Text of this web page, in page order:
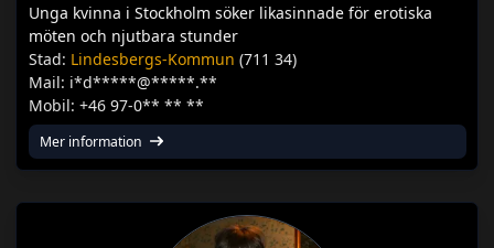
Unga kvinna i Stockholm söker likasinnade för erotiska
möten och njutbara stunder
Stad: Lindesbergs-Kommun (711 34)
Mail: i*d*****@*****.**
Mobil: +46 97-0** ** **
Mer information